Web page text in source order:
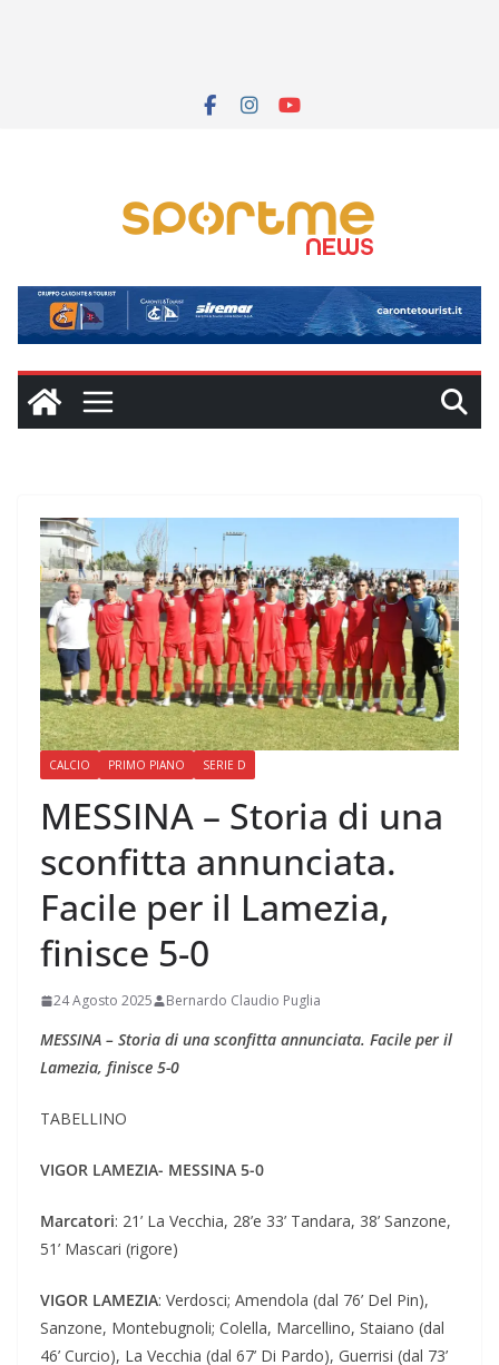
CALCIO PRIMO PIANO SERIE D
MESSINA – Storia di una
sconfitta annunciata.
Facile per il Lamezia,
finisce 5-0
24 Agosto 2025 Bernardo Claudio Puglia
MESSINA – Storia di una sconfitta annunciata. Facile per il
Lamezia, finisce 5-0
TABELLINO
VIGOR LAMEZIA- MESSINA 5-0
Marcatori: 21’ La Vecchia, 28’e 33’ Tandara, 38’ Sanzone,
51’ Mascari (rigore)
VIGOR LAMEZIA: Verdosci; Amendola (dal 76’ Del Pin),
Sanzone, Montebugnoli; Colella, Marcellino, Staiano (dal
46’ Curcio), La Vecchia (dal 67’ Di Pardo), Guerrisi (dal 73’